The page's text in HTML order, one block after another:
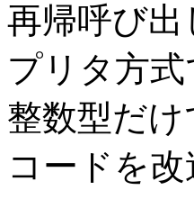
再帰呼び出
プリタ方
整数型だ
コードを